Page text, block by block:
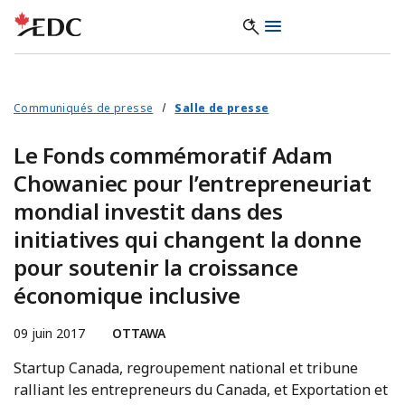
Communiqués de presse Salle de presse
Le Fonds commémoratif Adam
Chowaniec pour l’entrepreneuriat
mondial investit dans des
initiatives qui changent la donne
pour soutenir la croissance
économique inclusive
09 juin 2017 OTTAWA
Startup Canada, regroupement national et tribune
ralliant les entrepreneurs du Canada, et Exportation et